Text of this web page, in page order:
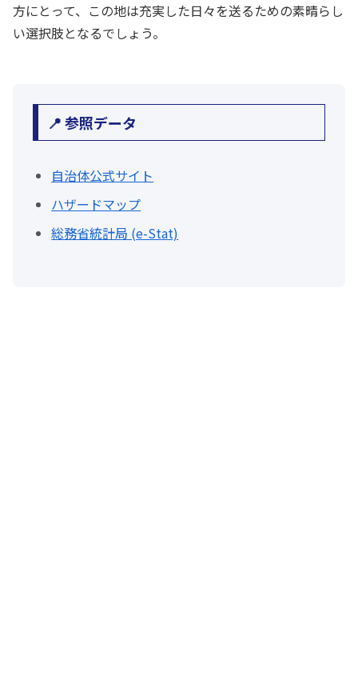
方にとって、この地は充実した日々を送るための素晴らし
い選択肢となるでしょう。
📍 参照データ
自治体公式サイト
ハザードマップ
総務省統計局 (e-Stat)